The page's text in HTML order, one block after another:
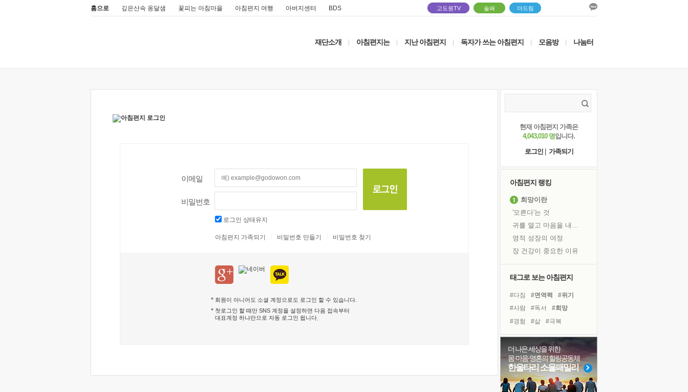
홈으로 깊은산속 옹달샘 꽃피는 아침마을 아침편지 여행 아버지센터 BDS 고도원TV 솔패 더드림
재단소개 아침편지는 지난 아침편지 독자가 쓰는 아침편지 모음방 나눔터
이메일
비밀번호
로그인 상태유지
아침편지 가족되기 비밀번호 만들기 비밀번호 찾기
회원이 아니어도 소셜 계정으로도 로그인 할 수 있습니다.
첫로그인 할 때만 SNS 계정을 설정하면 다음 접속부터
대표계정 하나만으로 자동 로그인 됩니다
현재 아침편지 가족은
4,043,010 명입니다.
로그인
가족되기
아침편지 랭킹
희망이란
'모른다'는 것
귀를 열고 마음을 내어주고
영적 성장의 여정
장 건강이 중요한 이유
흙이 된 몸으로 출근하는 여자
꿈이 실제가 되는 것
'말 타는 법'을 먼저
졸업식 사진을 보며
극심한 변비, 어깨결림, 수면 장애
태그로 보는 아침편지
#다짐 #면역력
#위기
#사람
#독서
#희망
#경험
#삶
#극복
#유튜브
#비전캠프
#도움
#나눔
#아이들
#바이러스
#리더
#힐링
#명상
#건강
#링컨학교
더 나은 세상을 위한
몸·마음·영혼의 힐링공동체
한울타리 소울패밀리